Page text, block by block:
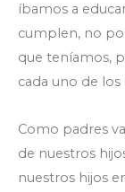
íbamos a
cumplen, no
que teníamos,
cada uno de
Como padres
de nuestros
nuestros hijos